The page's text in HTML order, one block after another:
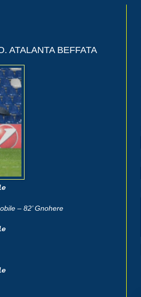
ATALANTA BEFFATA
– 82’ Gnohere